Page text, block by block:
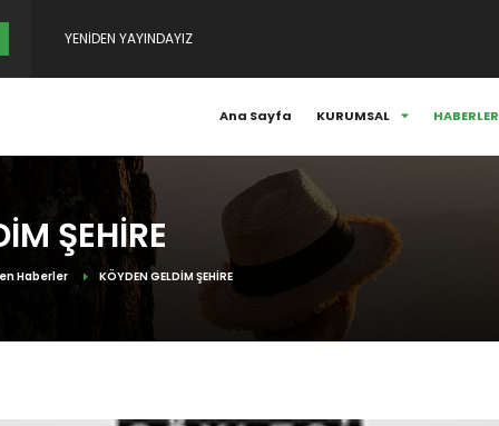
YENİDEN YAYINDAYIZ
TULUMUN TARİHÇESİ SUNUM VE SÖYLEŞİSİ..
RAHMET, MİNNET VE ŞÜKRANLARIMIZLA HER DAİM ANIYORUZ...
Ana Sayfa KURUMSAL HABERLER
ŞEHİRE
Haberler KÖYDEN GELDİM ŞEHİRE